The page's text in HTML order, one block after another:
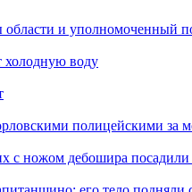
и уполномоченный
холодную воду
полицейскими за
с ножом дебошира посадили